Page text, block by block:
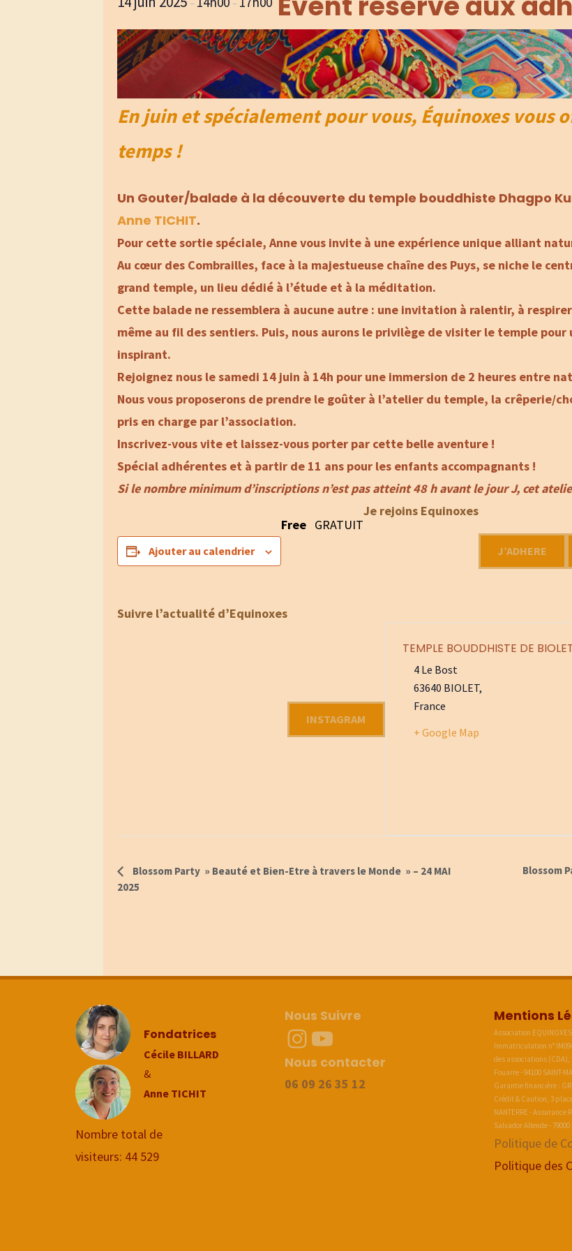
– –
En juin et spécialement pour vous, Équinoxes vous
temps !
Un Gouter/balade à la découverte du temple bouddhiste Dhagpo
Anne TICHIT.
Pour cette sortie spéciale, Anne vous invite à une expérience unique alliant
Au cœur des Combrailles, face à la majestueuse chaîne des Puys, se niche le
grand temple, un lieu dédié à l’étude et à la méditation.
Cette balade ne ressemblera à aucune autre : une invitation à ralentir, à
même au fil des sentiers. Puis, nous aurons le privilège de visiter le temple
inspirant.
Rejoignez nous le samedi 14 juin à 14h pour une immersion de 2 heures entre
Nous vous proposerons de prendre le goûter à l’atelier du temple, la crêperie/
pris en charge par l’association.
Inscrivez-vous vite et laissez-vous porter par cette belle aventure !
Spécial adhérentes et à partir de 11 ans pour les enfants accompagnants !
Si le nombre minimum d’inscriptions n’est pas atteint 48 h avant le jour J, cet
Ajouter au calendrier
Free GRATUIT
Je rejoins Equinoxes
J’ADHERE
Suivre l’actualité d’Equinoxes
INSTAGRAM
TEMPLE BOUDDHISTE DE
4 Le Bost
63640 BIOLET,
France
+ Google Map
Navigation
Blossom Party » Beauté et Bien-Etre à travers le Monde » – 24 MAI
2025
Blossom
Fondatrices
Cécile BILLARD
&
Anne TICHIT
Nombre total de
visiteurs: 44 529
Nous Suivre
Instragram
Youtube
Nous contacter
06 09 26 35 12
Mentions
Association EQUINOXES
Immatriculation n°
des associations (CDA),
Fouarre - 94100 SAINT-
Garantie financière :
Crédit & Caution, 3
NANTERRE - Assurance
Salvador Allende - 79000
Politique de
Politique des